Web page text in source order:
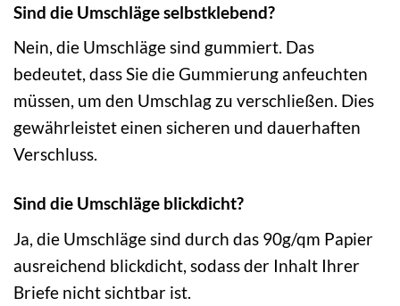
Sind die Umschläge selbstklebend?
Nein, die Umschläge sind gummiert. Das
bedeutet, dass Sie die Gummierung anfeuchten
müssen, um den Umschlag zu verschließen. Dies
gewährleistet einen sicheren und dauerhaften
Verschluss.
Sind die Umschläge blickdicht?
Ja, die Umschläge sind durch das 90g/qm Papier
ausreichend blickdicht, sodass der Inhalt Ihrer
Briefe nicht sichtbar ist.